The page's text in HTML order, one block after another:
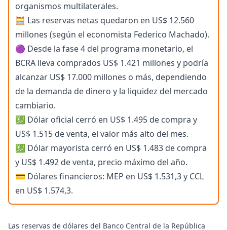
organismos multilaterales.
🧮 Las reservas netas quedaron en US$ 12.560
millones (según el economista Federico Machado).
🟣 Desde la fase 4 del programa monetario, el
BCRA lleva comprados US$ 1.421 millones y podría
alcanzar US$ 17.000 millones o más, dependiendo
de la demanda de dinero y la liquidez del mercado
cambiario.
💹 Dólar oficial cerró en US$ 1.495 de compra y
US$ 1.515 de venta, el valor más alto del mes.
💹 Dólar mayorista cerró en US$ 1.483 de compra
y US$ 1.492 de venta, precio máximo del año.
💳 Dólares financieros: MEP en US$ 1.531,3 y CCL
en US$ 1.574,3.
Las reservas de dólares del Banco Central de la República